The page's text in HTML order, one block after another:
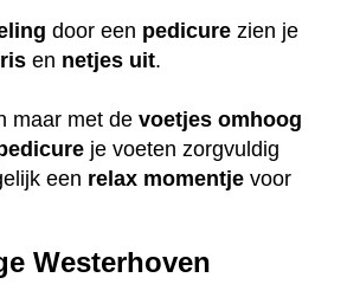
door een pedicure zien je
en netjes uit.
maar met de voetjes omhoog
je voeten zorgvuldig
een relax momentje voor
Westerhoven